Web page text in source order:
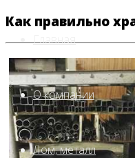
Главная
О компании
Лом, металл
Как правильно